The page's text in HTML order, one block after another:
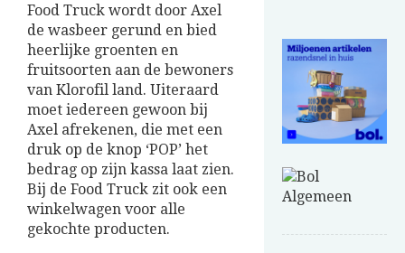
Food Truck wordt door Axel
de wasbeer gerund en bied
heerlijke groenten en
fruitsoorten aan de bewoners
van Klorofil land. Uiteraard
moet iedereen gewoon bij
Axel afrekenen, die met een
druk op de knop ‘POP’ het
bedrag op zijn kassa laat zien.
Bij de Food Truck zit ook een
winkelwagen voor alle
gekochte producten.